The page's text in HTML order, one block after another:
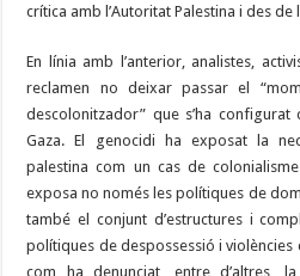
crítica amb l’Autoritat Palestina i des
En línia amb l’anterior, analistes,
reclamen no deixar passar el
descolonitzador” que s’ha
Gaza. El genocidi ha exposat la
palestina com un cas de
exposa no només les polítiques de
també el conjunt d’estructures i
polítiques de despossessió i
com ha denunciat, entre d’altres,